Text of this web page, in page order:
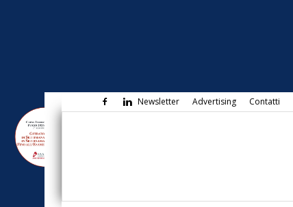
Newsletter Advertising Contatti